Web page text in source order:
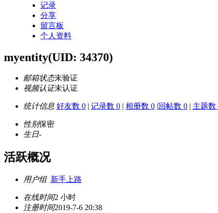
记录
分享
留言板
个人资料
myentity(UID: 34370)
邮箱状态未验证
视频认证未认证
统计信息 好友数 0 | 记录数 0 | 相册数 0 |回帖数 0 | 主题数
性别保密
生日-
活跃概况
用户组 新手上路
在线时间2 小时
注册时间2019-7-6 20:38